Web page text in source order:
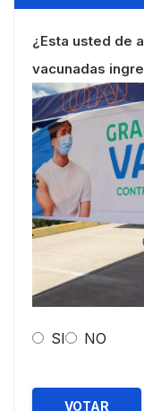
¿Esta usted de
vacunadas
SI NO
VOTAR